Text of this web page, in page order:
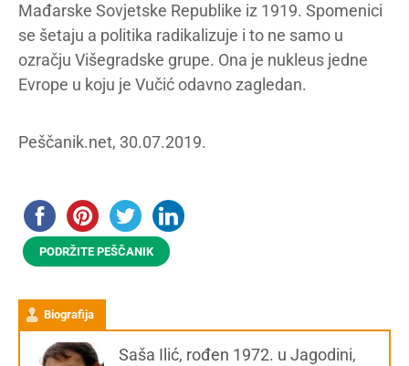
Mađarske Sovjetske Republike iz 1919. Spomenici
se šetaju a politika radikalizuje i to ne samo u
ozračju Višegradske grupe. Ona je nukleus jedne
Evrope u koju je Vučić odavno zagledan.
Peščanik.net, 30.07.2019.
PODRŽITE PEŠČANIK
Biografija
Saša Ilić, rođen 1972. u Jagodini,